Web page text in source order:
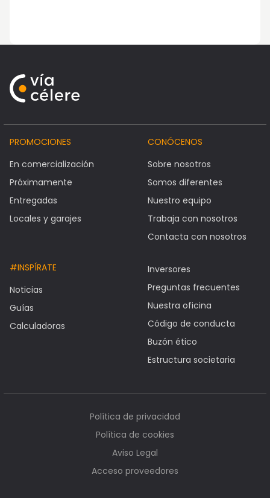
PROMOCIONES
En comercialización
Próximamente
Entregadas
Locales y garajes
CONÓCENOS
Sobre nosotros
Somos diferentes
Nuestro equipo
Trabaja con nosotros
Contacta con nosotros
#INSPÍRATE
Noticias
Guías
Calculadoras
Inversores
Preguntas frecuentes
Nuestra oficina
Código de conducta
Buzón ético
Estructura societaria
Política de privacidad
Política de cookies
Aviso Legal
Acceso proveedores